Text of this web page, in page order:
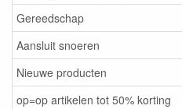
Gereedschap
Aansluit snoeren
Nieuwe producten
op=op artikelen tot 50% korting